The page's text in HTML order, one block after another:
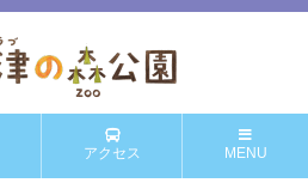
アクセス MENU